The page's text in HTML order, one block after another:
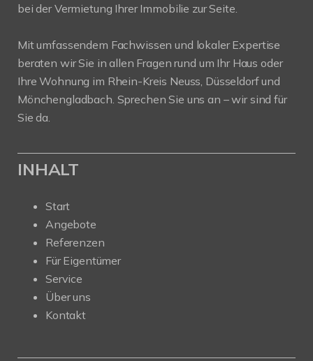
bei der Vermietung Ihrer Immobilie zur Seite.
Mit umfassendem Fachwissen und lokaler Expertise
beraten wir Sie in allen Fragen rund um Ihr Haus oder
Ihre Wohnung im Rhein-Kreis Neuss, Düsseldorf und
Mönchengladbach. Sprechen Sie uns an – wir sind für
Sie da.
INHALT
Start
Angebote
Referenzen
Für Eigentümer
Service
Über uns
Kontakt